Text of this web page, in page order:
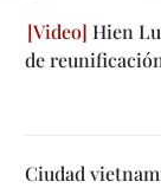
Hien
de
Ciudad